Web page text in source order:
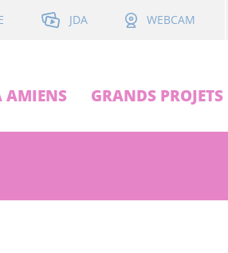
JDA WEBCAM
AMIENS GRANDS PROJETS